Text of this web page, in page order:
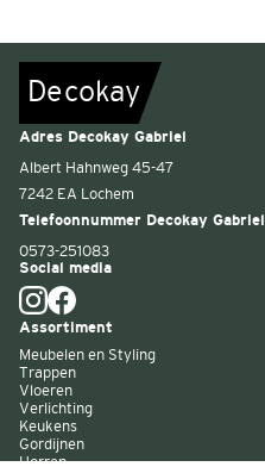
Decokay
Adres Decokay Gabriel
Albert Hahnweg 45-47
7242 EA Lochem
Telefoonnummer Decokay Gabriel
0573-251083
Social media
Assortiment
Meubelen en Styling
Trappen
Vloeren
Verlichting
Keukens
Gordijnen
Horren